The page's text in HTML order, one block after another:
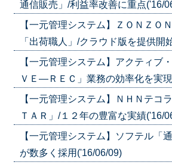
通信販売」/利益率改善に重点('16/
【一元管理システム】ＺＯＮＺＯ
「出荷職人」/クラウド版を提供開
【一元管理システム】アクティブ
ＶＥ―ＲＥＣ」業務の効率化を実
【一元管理システム】ＮＨＮテコ
ＴＡＲ」/１２年の豊富な実績('16/
【一元管理システム】ソフテル「
が数多く採用('16/06/09)